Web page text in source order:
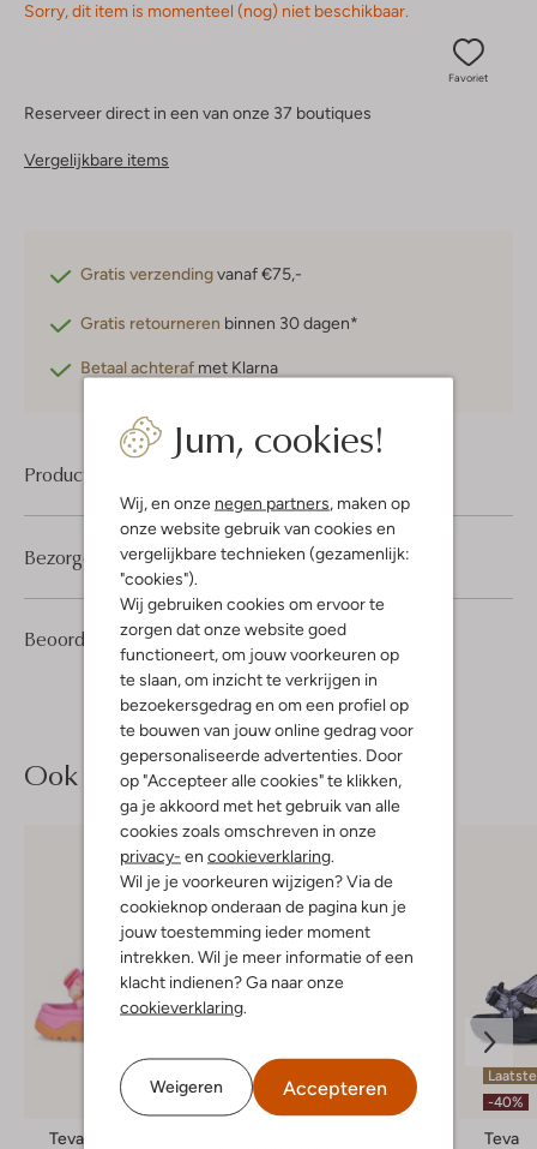
Jum, cookies!
Wij, en onze negen partners , maken op
onze website gebruik van cookies en
vergelijkbare technieken (gezamenlijk:
"cookies").
Wij gebruiken cookies om ervoor te
zorgen dat onze website goed
functioneert, om jouw voorkeuren op
te slaan, om inzicht te verkrijgen in
bezoekersgedrag en om een profiel op
te bouwen van jouw online gedrag voor
gepersonaliseerde advertenties. Door
op "Accepteer alle cookies" te klikken,
ga je akkoord met het gebruik van alle
cookies zoals omschreven in onze
privacy- en cookieverklaring
Wil je je voorkeuren wijzigen? Via de
cookieknop onderaan de pagina kun je
jouw toestemming ieder moment
intrekken. Wil je meer informatie of een
klacht indienen? Ga naar onze
cookieverklaring
Weigeren Accepteren
Sorry, dit item is momenteel (nog) niet beschikbaar.
Favoriet
Reserveer direct in een van onze 37 boutiques
Vergelijkbare items
Gratis verzendingvanaf €75,-
Gratis retourneren binnen 30 dagen*
Betaal achteraf met Klarna
Product informatie
Beoordelingen (5) 5
5
5
Sterren
Bezorgen & retourneren
Ook iets voor jou?
Teva
-40%
Teva